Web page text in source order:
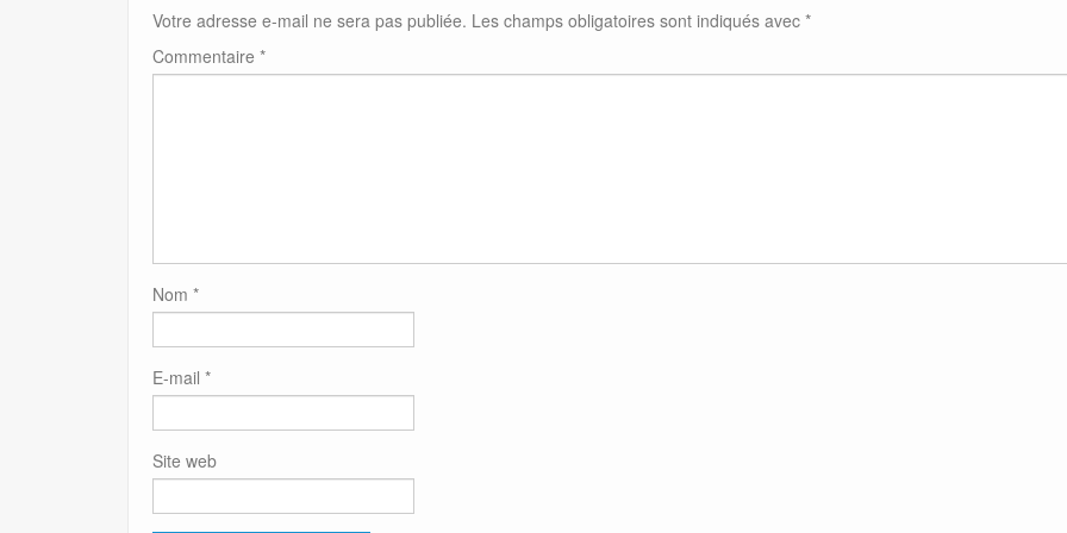
Votre adresse e-mail ne sera pas publiée. Les champs obligatoires sont indiqués avec *
Commentaire *
Nom *
E-mail *
Site web